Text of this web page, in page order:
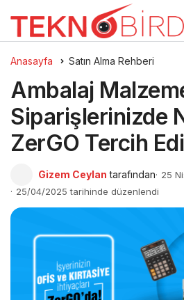
Anasayfa Satın Alma Rehberi
Ambalaj
Siparişlerinizde
ZerGO Tercih
Gizem Ceylan tarafından
25
25/04/2025 tarihinde düzenlendi